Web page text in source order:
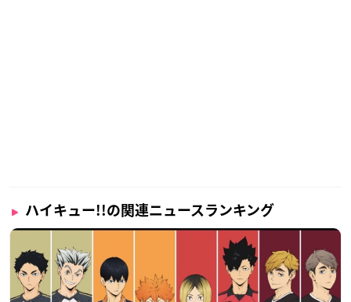
ハイキュー!!の関連ニュースランキング